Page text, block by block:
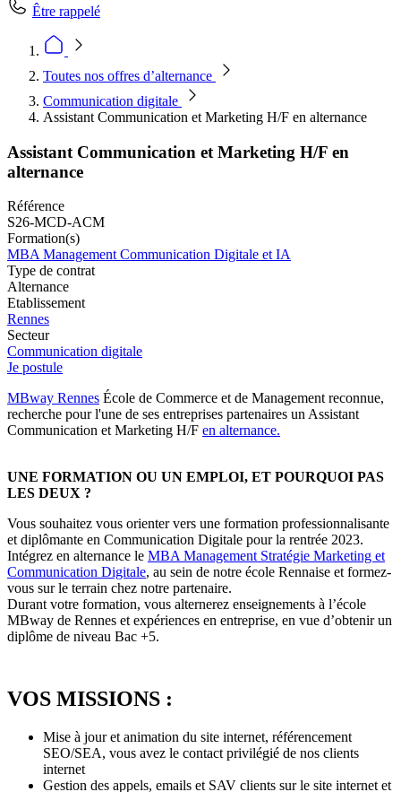
Être rappelé
Toutes nos offres d’alternance
Communication digitale
Assistant Communication et Marketing H/F en alternance
Assistant Communication et Marketing H/F en
alternance
Référence
S26-MCD-ACM
Formation(s)
MBA Management Communication Digitale et IA
Type de contrat
Alternance
Etablissement
Rennes
Secteur
Communication digitale
Je postule
MBway Rennes École de Commerce et de Management reconnue,
recherche pour l'une de ses entreprises partenaires un Assistant
Communication et Marketing H/F en alternance.
UNE FORMATION OU UN EMPLOI, ET POURQUOI PAS
LES DEUX ?
Vous souhaitez vous orienter vers une formation professionnalisante
et diplômante en Communication Digitale pour la rentrée 2023.
Intégrez en alternance le MBA Management Stratégie Marketing et
Communication Digitale, au sein de notre école Rennaise et formez-
vous sur le terrain chez notre partenaire.
Durant votre formation, vous alternerez enseignements à l’école
MBway de Rennes et expériences en entreprise, en vue d’obtenir un
diplôme de niveau Bac +5.
VOS MISSIONS :
Mise à jour et animation du site internet, référencement
SEO/SEA, vous avez le contact privilégié de nos clients
internet
Gestion des appels, emails et SAV clients sur le site internet et